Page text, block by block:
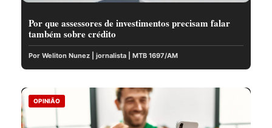
Por que assessores de investimentos precisam falar
também sobre crédito
Por Weliton Nunez | jornalista | MTB 1697/AM
OPINIÃO